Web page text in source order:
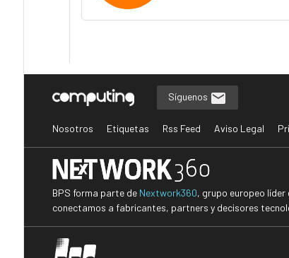
Síguenos
Nosotros Etiquetas Rss Feed Aviso Legal
BPS forma parte de Nextwork360, grupo europeo
conectamos a fabricantes, partners y decisores